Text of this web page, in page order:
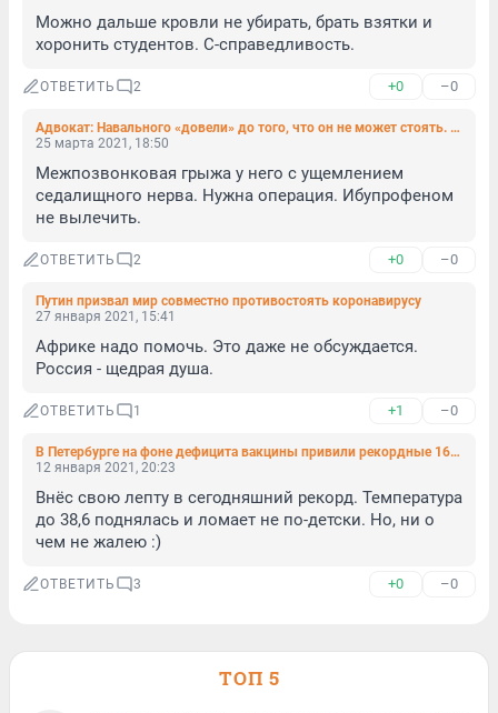
Можно дальше кровли не убирать, брать взятки и
хоронить студентов. С-справедливость.
ОТВЕТИТЬ 2 +0 –0
Адвокат: Навального «довели» до того, что он не может стоять. Его состояние ухудшалось четыре недели
25 марта 2021, 18:50
Межпозвонковая грыжа у него с ущемлением
седалищного нерва. Нужна операция. Ибупрофеном
не вылечить.
ОТВЕТИТЬ 2 +0 –0
Путин призвал мир совместно противостоять коронавирусу
27 января 2021, 15:41
Африке надо помочь. Это даже не обсуждается.
Россия - щедрая душа.
ОТВЕТИТЬ 1 +1 –0
В Петербурге на фоне дефицита вакцины привили рекордные 1675 человек за сутки
12 января 2021, 20:23
Внёс свою лепту в сегодняшний рекорд. Температура
до 38,6 поднялась и ломает не по-детски. Но, ни о
чем не жалею :)
ОТВЕТИТЬ 3 +0 –0
ТОП 5